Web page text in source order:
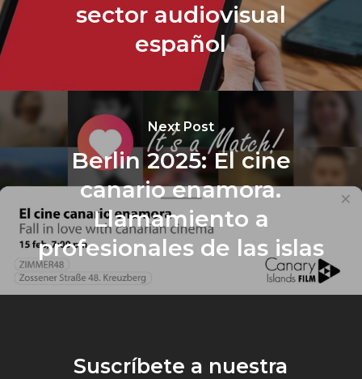
sector audiovisual
español
Next Post
Berlin 2025: El cine
canario enamora.
Llamamiento a
profesionales de las islas
Suscríbete a nuestra